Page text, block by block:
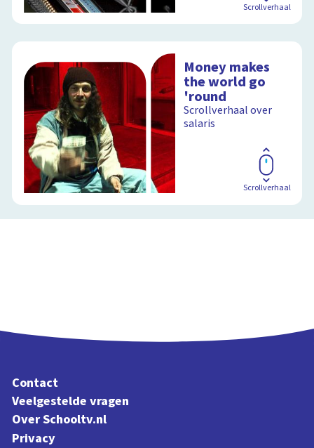
Scrollverhaal
Money makes
the world go
'round
Scrollverhaal over
salaris
Scrollverhaal
Contact
Veelgestelde vragen
Over Schooltv.nl
Privacy